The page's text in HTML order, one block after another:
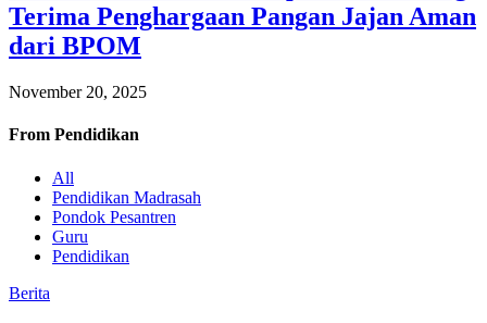
Terima Penghargaan Pangan Jajan Aman
dari BPOM
November 20, 2025
From Pendidikan
All
Pendidikan Madrasah
Pondok Pesantren
Guru
Pendidikan
Berita